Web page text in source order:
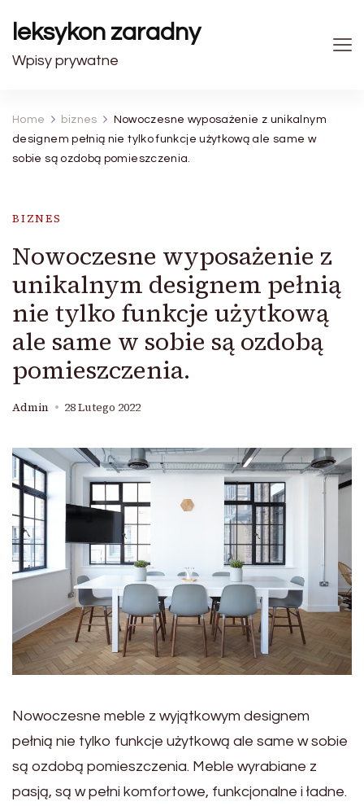
leksykon zaradny
Wpisy prywatne
Home biznes
Nowoczesne wyposażenie z unikalnym
designem pełnią nie tylko funkcje użytkową ale same w
sobie są ozdobą pomieszczenia.
BIZNES
Nowoczesne wyposażenie z
unikalnym designem pełnią
nie tylko funkcje użytkową
ale same w sobie są ozdobą
pomieszczenia.
Admin 28 Lutego 2022
Nowoczesne meble z wyjątkowym designem
pełnią nie tylko funkcje użytkową ale same w sobie
są ozdobą pomieszczenia. Meble wyrabiane z
pasją, są w pełni komfortowe, funkcjonalne i ładne.